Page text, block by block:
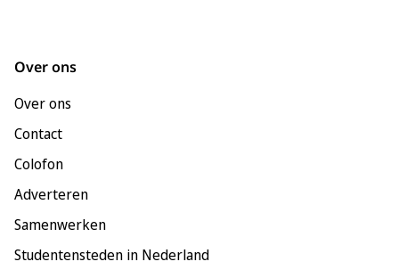
Over ons
Over ons
Contact
Colofon
Adverteren
Samenwerken
Studentensteden in Nederland